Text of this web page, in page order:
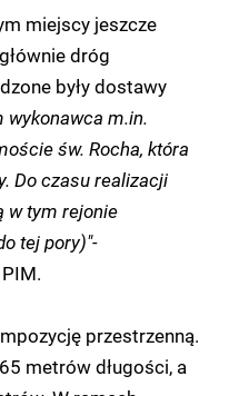
miejscy jeszcze
dróg
były dostawy
wykonawca m.in.
św. Rocha, która
Do czasu realizacji
w tym rejonie
tej pory)"-
przestrzenną.
metrów długości, a